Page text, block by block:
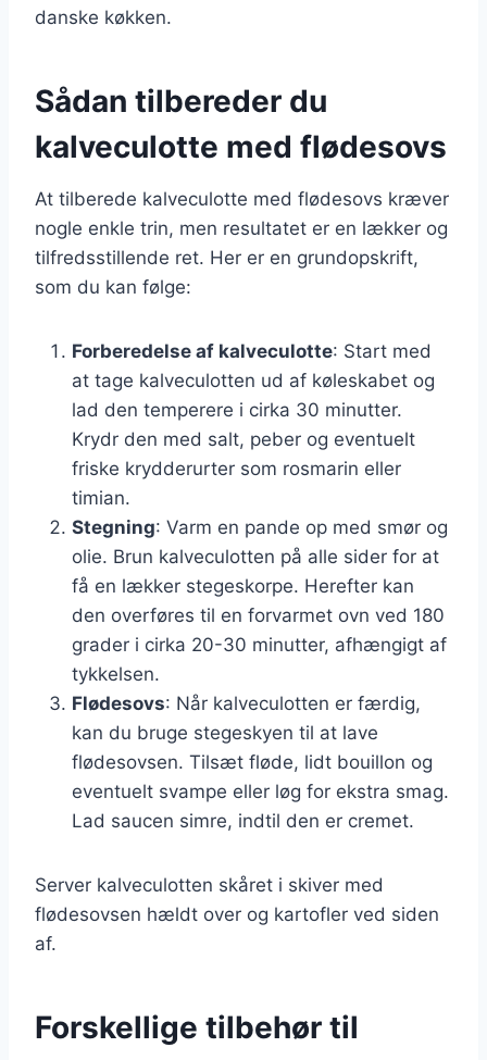
danske køkken.
Sådan tilbereder du
kalveculotte med flødesovs
At tilberede kalveculotte med flødesovs kræver
nogle enkle trin, men resultatet er en lækker og
tilfredsstillende ret. Her er en grundopskrift,
som du kan følge:
Forberedelse af kalveculotte: Start med
at tage kalveculotten ud af køleskabet og
lad den temperere i cirka 30 minutter.
Krydr den med salt, peber og eventuelt
friske krydderurter som rosmarin eller
timian.
Stegning: Varm en pande op med smør og
olie. Brun kalveculotten på alle sider for at
få en lækker stegeskorpe. Herefter kan
den overføres til en forvarmet ovn ved 180
grader i cirka 20-30 minutter, afhængigt af
tykkelsen.
Flødesovs: Når kalveculotten er færdig,
kan du bruge stegeskyen til at lave
flødesovsen. Tilsæt fløde, lidt bouillon og
eventuelt svampe eller løg for ekstra smag.
Lad saucen simre, indtil den er cremet.
Server kalveculotten skåret i skiver med
flødesovsen hældt over og kartofler ved siden
af.
Forskellige tilbehør til